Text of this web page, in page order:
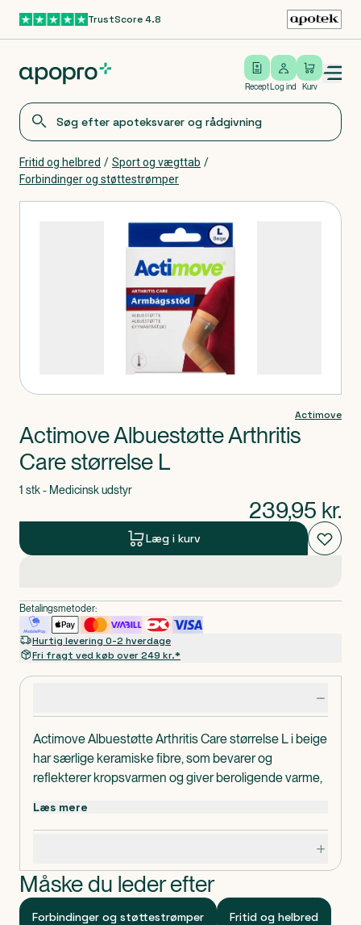
Gå til hovedindholdTrustScore 4.8
Recept
Log ind
Log ind Kurv
Open/close menu
Fritid og helbred / Sport og vægttab /
Forbindinger og støttestrømper
Actimove Albuestøtte Arthritis Care størrelse L i beige
har særlige keramiske fibre, som bevarer og
reflekterer kropsvarmen og giver beroligende varme,
smertefuld osteoartritis og artritis i albueleddet.
Fire-vejs-stræk giver let komfortabel kompression,
som reducerer hævelser og giver forbedret mobilitet.
Actimove Albuestøtte Arthritis Care størrelse L er
lavet uden latex.
Omkreds: 26-29 cm.
Læs mere
Måske du leder efter
Forbindinger og støttestrømper Fritid og helbred
Actimove
Actimove Albuestøtte Arthritis
Care størrelse L
1 stk - Medicinsk udstyr
239,95 kr.
Læg i kurv
Betalingsmetoder:
Hurtig levering 0-2 hverdage
Fri fragt ved køb over 249 kr.*